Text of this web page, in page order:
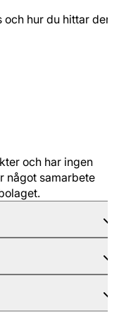
hur du hittar den.
och har ingen
något samarbete